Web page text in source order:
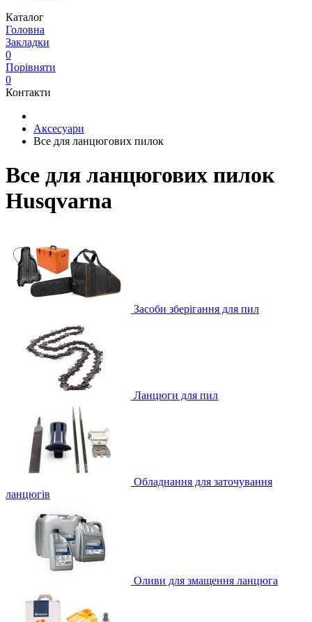
Каталог
Головна
Закладки
0
Порівняти
0
Контакти
Аксесуари
Все для ланцюгових пилок
Все для ланцюгових пилок
Husqvarna
Засоби зберігання для пил
Ланцюги для пил
Обладнання для заточування
ланцюгів
Оливи для змащення ланцюга